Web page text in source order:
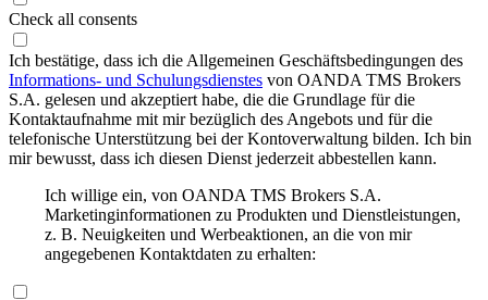
Check all consents
Ich bestätige, dass ich die Allgemeinen Geschäftsbedingungen des
Informations- und Schulungsdienstes von OANDA TMS Brokers
S.A. gelesen und akzeptiert habe, die die Grundlage für die
Kontaktaufnahme mit mir bezüglich des Angebots und für die
telefonische Unterstützung bei der Kontoverwaltung bilden. Ich bin
mir bewusst, dass ich diesen Dienst jederzeit abbestellen kann.
Ich willige ein, von OANDA TMS Brokers S.A.
Marketinginformationen zu Produkten und Dienstleistungen,
z. B. Neuigkeiten und Werbeaktionen, an die von mir
angegebenen Kontaktdaten zu erhalten: